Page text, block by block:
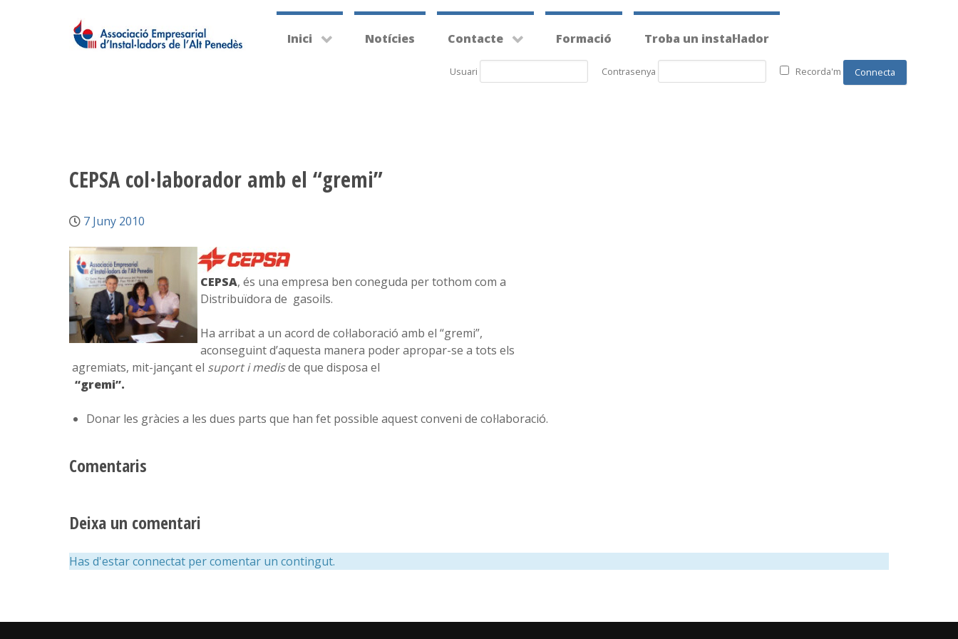
Inici Notícies Contacte Formació Troba un instal·lador
Usuari Contrasenya Recorda'm
CEPSA col·laborador amb el “gremi”
7 Juny 2010
CEPSA, és una empresa ben coneguda per tothom com a
Distribuïdora de gasoils.
Ha arribat a un acord de col·laboració amb el “gremi”,
aconseguint d’aquesta manera poder apropar-se a tots els
agremiats, mit-jançant el suport i medisde que disposa el
“gremi”.
Donar les gràcies a les dues parts que han fet possible aquest conveni de col·laboració.
Comentaris
Deixa un comentari
Has d'estar connectat per comentar un contingut.